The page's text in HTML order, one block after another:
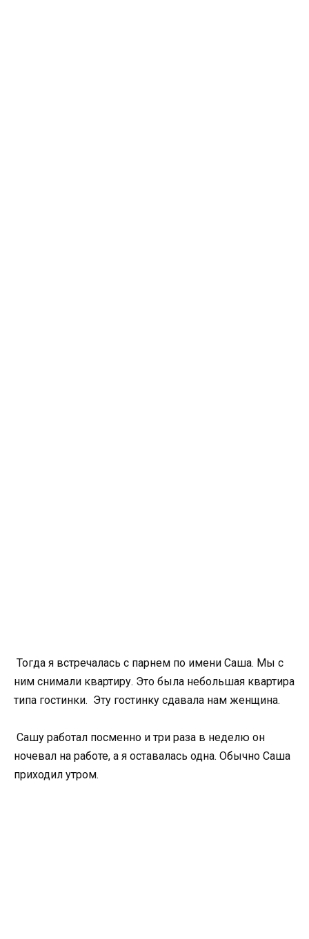
Тогда я встречалась с парнем по имени Саша. Мы с
ним снимали квартиру. Это была небольшая квартира
типа гостинки. Эту гостинку сдавала нам женщина.
Сашу работал посменно и три раза в неделю он
ночевал на работе, а я оставалась одна. Обычно Саша
приходил утром.